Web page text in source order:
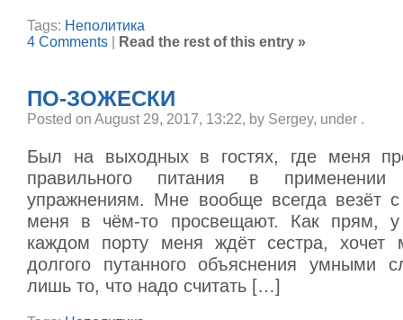
Tags: Неполитика
4 Comments
Read the rest of this entry »
ПО-ЗОЖЕСКИ
Posted on August 29, 2017, 13:22, by Sergey, under .
Был на выходных в гостях, где меня
правильного питания в
упражнениям. Мне вообще всегда везёт
меня в чём-то просвещают. Как прям,
каждом порту меня ждёт сестра, хочет
долгого путанного объяснения умными
лишь то, что надо считать […]